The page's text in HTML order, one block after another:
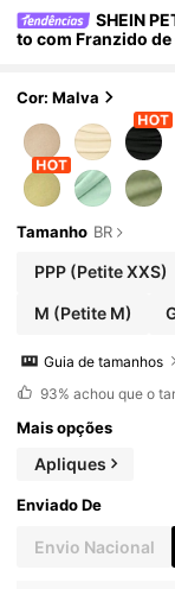
SHEIN
to com Franzido
uenas
Cor: Malva
Tamanho BR
PPP(Petite XXS)
M (Petite M)
Guia de tamanhos
93% achou que o
Mais opções
Apliques
Enviado De
Envio Nacional